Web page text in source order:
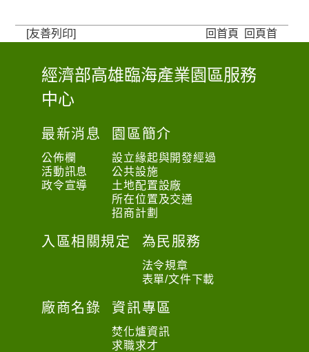
[友善列印] 回首頁 回頁首
:
:
經濟部高雄臨海產業園區服務
中心
最新消息
公佈欄
活動訊息
政令宣導
園區簡介
設立緣起與開發經過
公共設施
土地配置設廠
所在位置及交通
招商計劃
入區相關規定 為民服務
法令規章
表單/文件下載
廠商名錄 資訊專區
焚化爐資訊
求職求才